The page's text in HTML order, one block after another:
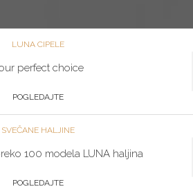
LUNA CIPELE
perfect choice
POGLEDAJTE
SVEČANE HALJINE
100 modela LUNA haljina
POGLEDAJTE